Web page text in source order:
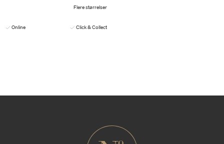
Flere størrelser
Online Click & Collect